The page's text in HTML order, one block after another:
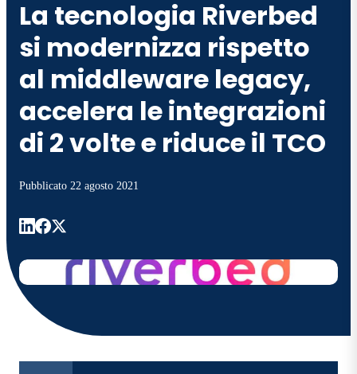
La tecnologia Riverbed
si modernizza rispetto
al middleware legacy,
accelera le integrazioni
di 2 volte e riduce il TCO
Pubblicato 22 agosto 2021